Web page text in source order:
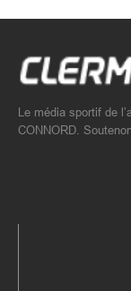
Le média sportif de
CONNORD.